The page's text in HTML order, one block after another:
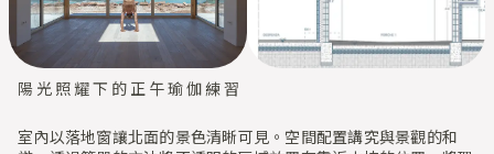
陽光照耀下的正午瑜伽練習
室內以落地窗讓北面的景色清晰可見。空間配置講究與景觀的和